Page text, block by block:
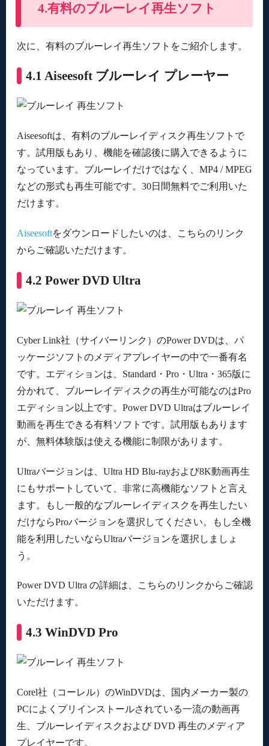
4.有料のブルーレイ再生ソフト
次に、有料のブルーレイ再生ソフトをご紹介します。
4.1 Aiseesoft ブルーレイ プレーヤー
Aiseesoftは、有料のブルーレイディスク再生ソフトで
す。試用版もあり、機能を確認後に購入できるように
なっています。ブルーレイだけではなく、MP4 / MPEG
などの形式も再生可能です。30日間無料でご利用いた
だけます。
Aiseesoftをダウンロードしたいのは、こちらのリンク
からご確認いただけます。
4.2 Power DVD Ultra
Cyber Link社（サイバーリンク）のPower DVDは、パ
ッケージソフトのメディアプレイヤーの中で一番有名
です。エディションは、Standard・Pro・Ultra・365版に
分かれて、ブルーレイディスクの再生が可能なのはPro
エディション以上です。Power DVD Ultraはブルーレイ
動画を再生できる有料ソフトです。試用版もあります
が、無料体験版は使える機能に制限があります。
Ultraバージョンは、Ultra HD Blu-rayおよび8K動画再生
にもサポートしていて、非常に高機能なソフトと言え
ます。もし一般的なブルーレイディスクを再生したい
だけならProバージョンを選択してください。もし全機
能を利用したいならUltraバージョンを選択しましょ
う。
Power DVD Ultra の詳細は、こちらのリンクからご確認
いただけます。
4.3 WinDVD Pro
Corel社（コーレル）のWinDVDは、国内メーカー製の
PCによくプリインストールされている一流の動画再
生、ブルーレイディスクおよび DVD 再生のメディア
プレイヤーです。